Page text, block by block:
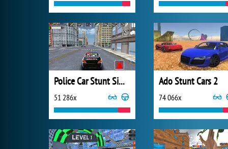
Police Car Stunt Simulator
51 286x
Ado Stunt Cars 2
74 066x